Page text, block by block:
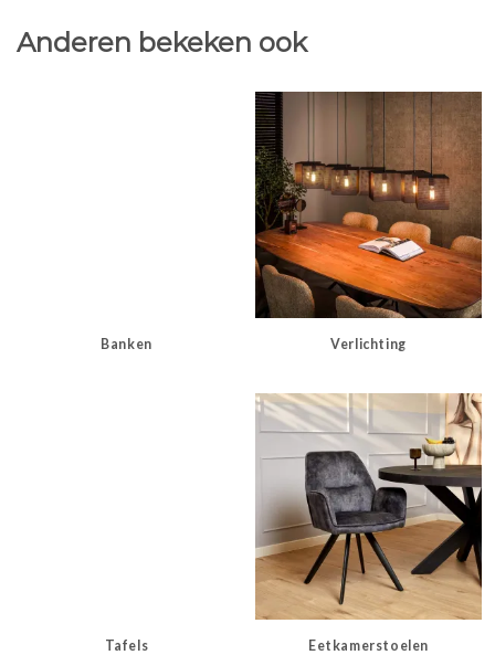
Anderen bekeken ook
Banken Verlichting
Tafels Eetkamerstoelen